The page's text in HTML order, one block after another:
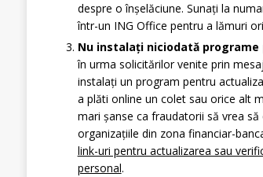
despre o înșelăciune. Sunați la
într-un ING Office pentru a lămuri
Nu instalați niciodată
în urma solicitărilor venite prin
instalați un program pentru
a plăti online un colet sau orice alt
mari șanse ca fraudatorii să vrea
organizațiile din zona financiar-
link-uri pentru actualizarea sau
personal.